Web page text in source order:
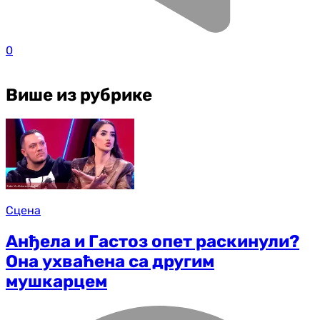
0
Више из рубрике
Сцена
Анђела и Гастоз опет раскинули?
Она ухваћена са другим
мушкарцем